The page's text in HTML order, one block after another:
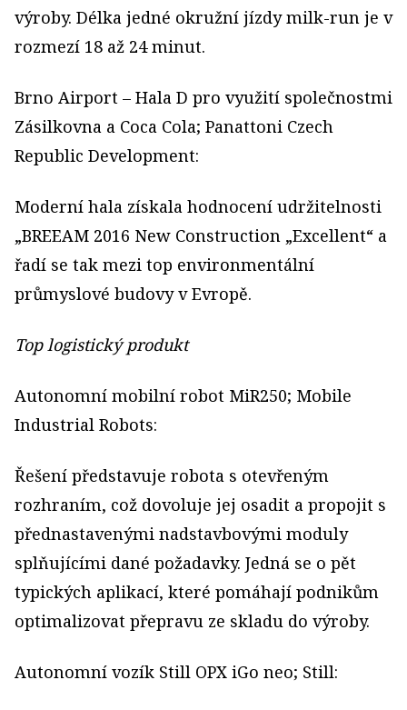
výroby. Délka jedné okružní jízdy milk-run je v
rozmezí 18 až 24 minut.
Brno Airport – Hala D pro využití společnostmi
Zásilkovna a Coca Cola; Panattoni Czech
Republic Development:
Moderní hala získala hodnocení udržitelnosti
„BREEAM 2016 New Construction „Excellent“ a
řadí se tak mezi top environmentální
průmyslové budovy v Evropě.
Top logistický produkt
Autonomní mobilní robot MiR250; Mobile
Industrial Robots:
Řešení představuje robota s otevřeným
rozhraním, což dovoluje jej osadit a propojit s
přednastavenými nadstavbovými moduly
splňujícími dané požadavky. Jedná se o pět
typických aplikací, které pomáhají podnikům
optimalizovat přepravu ze skladu do výroby.
Autonomní vozík Still OPX iGo neo; Still: